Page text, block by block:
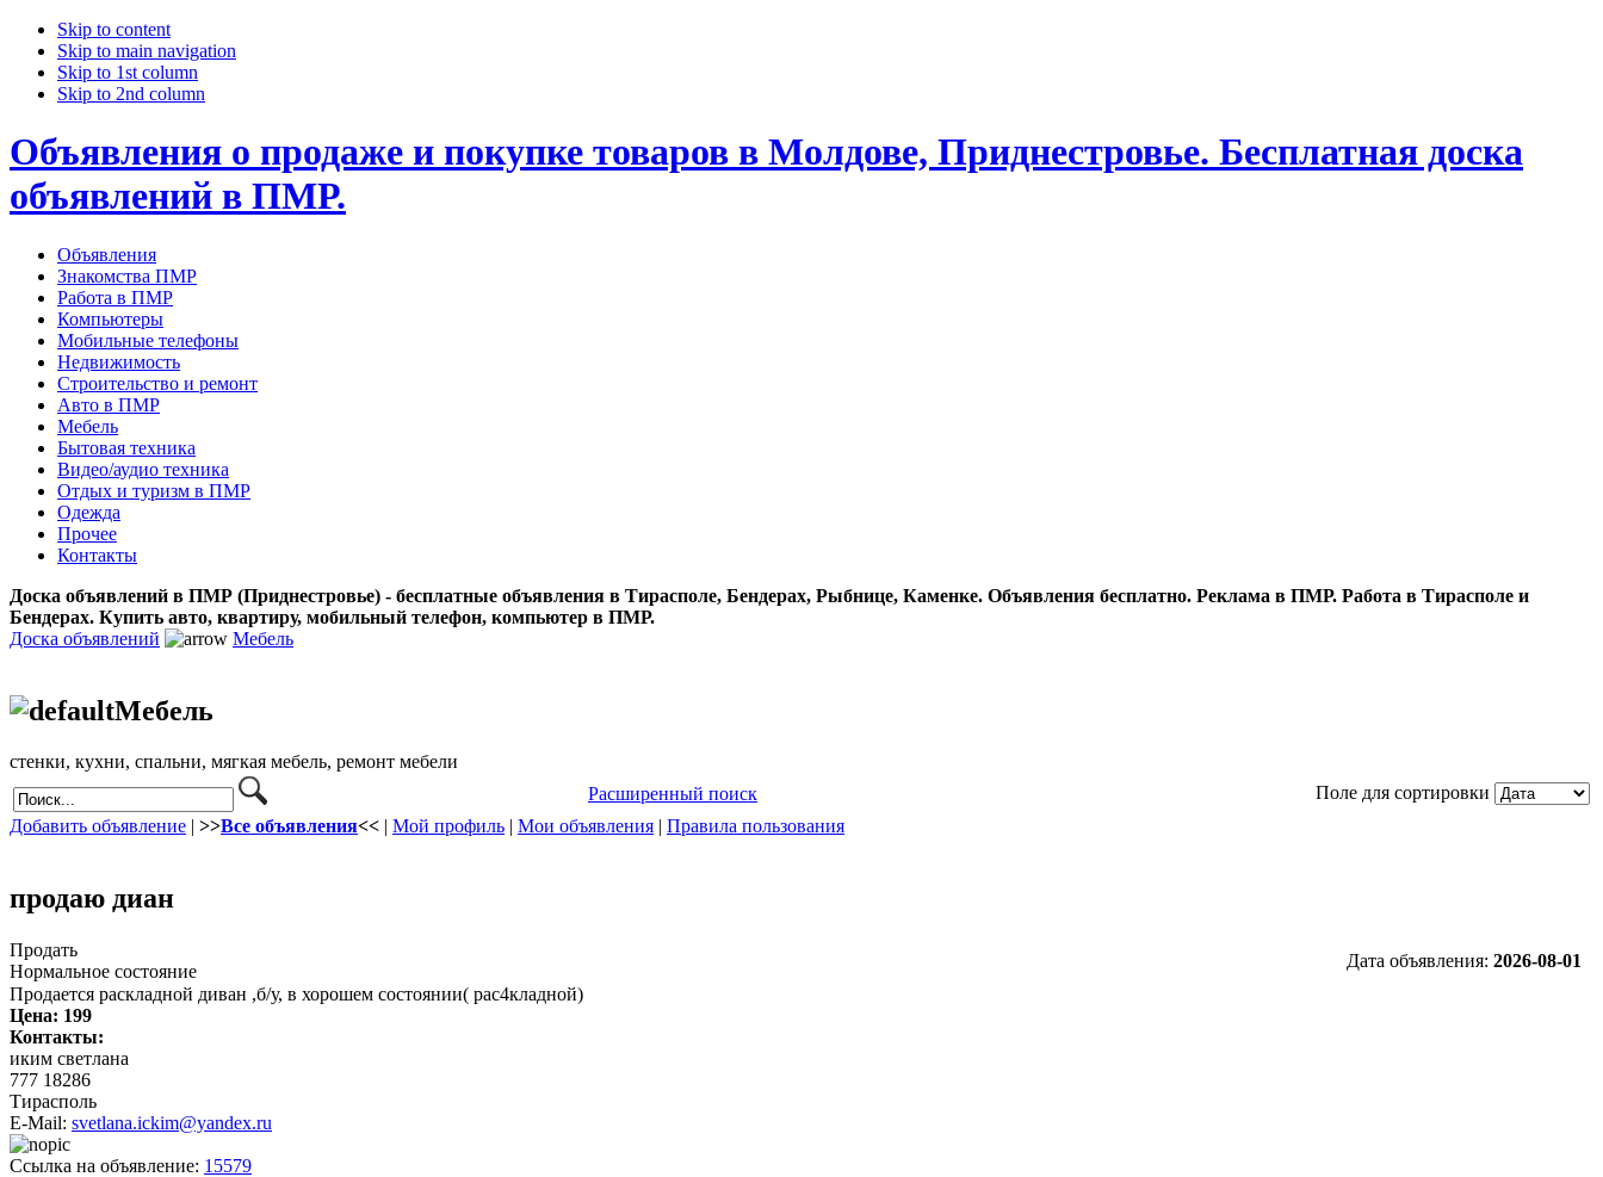
Skip to content
Skip to main navigation
Skip to 1st column
Skip to 2nd column
Объявления о продаже и покупке товаров в Молдове, Приднестровье. Бесплатная доска
объявлений в ПМР.
Объявления
Знакомства ПМР
Работа в ПМР
Компьютеры
Мобильные телефоны
Недвижимость
Строительство и ремонт
Авто в ПМР
Мебель
Бытовая техника
Видео/аудио техника
Отдых и туризм в ПМР
Одежда
Прочее
Контакты
Доска объявлений в ПМР (Приднестровье) - бесплатные объявления в Тирасполе, Бендерах, Рыбнице, Каменке. Объявления бесплатно. Реклама в ПМР. Работа в Тирасполе и
Бендерах. Купить авто, квартиру, мобильный телефон, компьютер в ПМР.
Доска объявлений
Мебель
Мебель
стенки, кухни, спальни, мягкая мебель, ремонт мебели
Расширенный поиск
Поле для сортировки
Добавить объявление | >>Все объявления<< | Мой профиль | Мои объявления | Правила пользования
продаю диан
Продать
Нормальное состояние
Дата объявления: 2026-08-01
Продается раскладной диван ,б/у, в хорошем состоянии( рас4кладной)
Цена: 199
Контакты:
иким светлана
777 18286
Тирасполь
E-Mail: svetlana.ickim@yandex.ru
Ссылка на объявление: 15579